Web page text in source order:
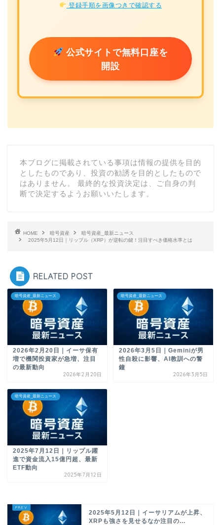
登録手順を画像つきで確認する
公式サイトで無料口座を
開設
本ブログに掲載されている事項は情報の提供を目的
としたものであり、投資の勧誘を目的としたもので
はありません。 最終的な投資決定は、ご自身の判
断で決定するようお願いいたします。
HOME 暗号資産
暗号資産_最新ニュース
2025年5月12日｜リップル（XRP）が逆転の鍵！注目すべき価格水準とは
RELATED POST
暗号資産_最新ニュース
2026年2月20日｜イーサ保有
増で機関投資家が急増、注目
の最新動向
2026年2月20日
暗号資産_最新ニュース
2026年3月5日｜Geminiが男
性自殺に影響、AI教訓への警
鐘
2026年3月5日
暗号資産_最新ニュース
2025年7月12日｜リップル躍
進で資金流入15億円超、最新
ETF動向
2025年7月12日
2025年5月12日｜イーサリアムが上昇、
XRPも強さを見せるなか注目の...